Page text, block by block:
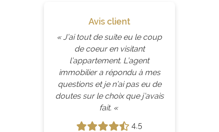
Avis client
« J’ai tout de suite eu le coup
de coeur en visitant
l’appartement. L’agent
immobilier a répondu à mes
questions et je n’ai pas eu de
doutes sur le choix que j’avais
fait. «
4,5